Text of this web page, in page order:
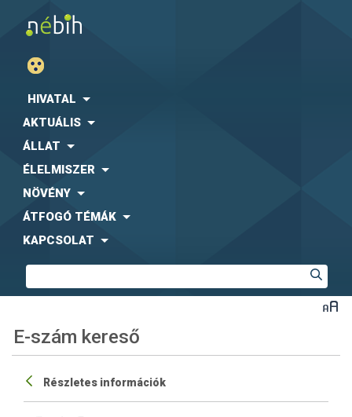
HIVATAL
AKTUÁLIS
ÁLLAT
ÉLELMISZER
NÖVÉNY
ÁTFOGÓ TÉMÁK
KAPCSOLAT
E-szám kereső
Részletes információk